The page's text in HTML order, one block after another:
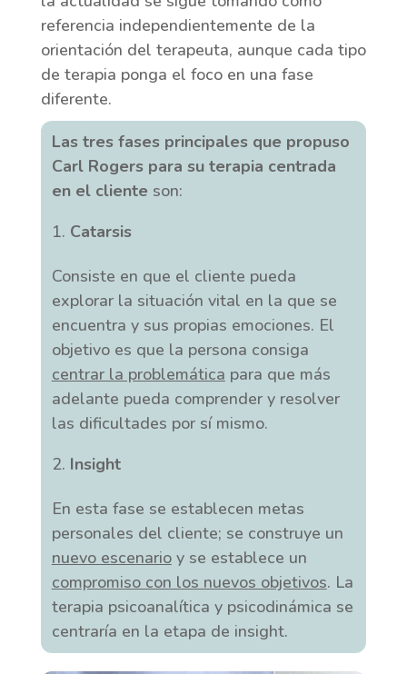
referencia independientemente de la
orientación del terapeuta, aunque cada tipo
de terapia ponga el foco en una fase
diferente.
Las tres fases principales que propuso
Carl Rogers para su terapia centrada
en el cliente son:
Catarsis
Consiste en que el cliente pueda
explorar la situación vital en la que se
encuentra y sus propias emociones. El
objetivo es que la persona consiga
centrar la problemática para que más
adelante pueda comprender y resolver
las dificultades por sí mismo.
Insight
En esta fase se establecen metas
personales del cliente; se construye un
nuevo escenarioy se establece un
compromiso con los nuevos objetivos. La
terapia psicoanalítica y psicodinámica se
centraría en la etapa de insight.